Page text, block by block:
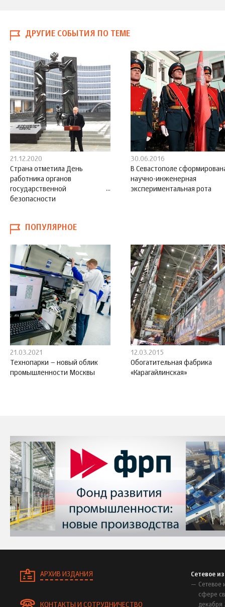
ДРУГИЕ СОБЫТИЯ ПО ТЕМЕ
21.12.2020
Страна отметила День
работника органов
государственной
безопасности
30.06.2016
В Севастополе
научно-инженерная
экспериментальная рота
ПОПУЛЯРНОЕ
21.03.2021
Технопарки – новый облик
промышленности Москвы
12.03.2015
Обогатительная фабрика
«Карагайлинская»
АРХИВ ИЗДАНИЯ
КОНТАКТЫ И СОТРУДНИЧЕСТВО
Сетевое
Сетевое
сфере
декабря